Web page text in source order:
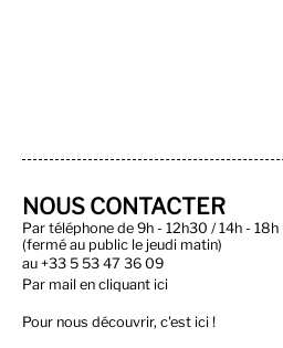
NOUS CONTACTER
Par téléphone de 9h - 12h30 / 14h - 18h
(fermé au public le jeudi matin)
au +33 5 53 47 36 09
Par mail en cliquant ici
Pour nous découvrir, c'est ici !